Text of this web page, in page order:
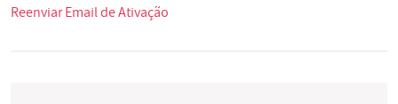
Reenviar Email de Ativação